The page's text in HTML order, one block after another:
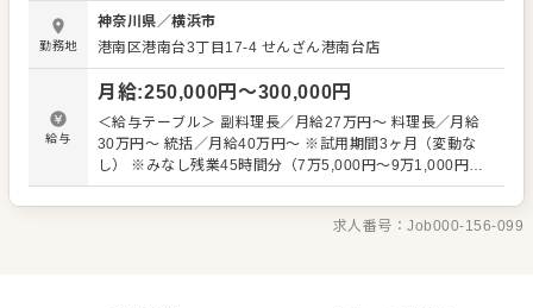
善なども大歓迎です。 【具体的には…】 ・仕込みからや盛
り付けまでの調理全般 ・仕入れや在庫管理などキッチンの
管理業務 ・まかないづくり ・後輩スタッフやアルバイトス
タッフの教育 ・洗浄や清掃など衛生管理 ・料理長の補助
・新メニュー提案 など 入社後はスキルに合わせた業務から
お任せしますので、徐々に仕事の幅を広げていきましょ
う。成長をしっかりサポートしますので、経験に関わらず
安心してスタートできる環境です。 ゆくゆくはステップア
勤務地
神奈川県／横浜市
港南区港南台3丁目17-4 せんざん港南台店
給与
月給:250,000円〜300,000円
＜給与テーブル＞ 副料理長／月給27万円～ 料理長／月給
30万円～ 統括／月給40万円～ ※試用期間3ヶ月（変動な
し） ※みなし残業45時間分（7万5,000円～9万1,000円）
が含まれます。超過分は追加支給
求人番号：Job000-156-099